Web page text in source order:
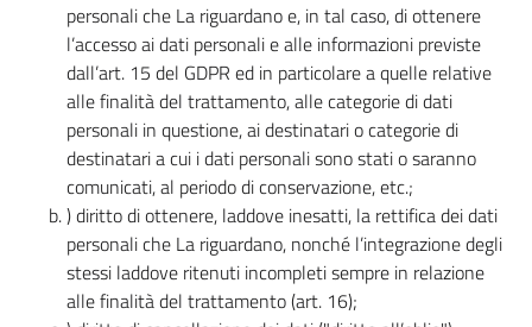
personali che La riguardano e, in tal caso, di ottenere
l’accesso ai dati personali e alle informazioni previste
dall’art. 15 del GDPR ed in particolare a quelle relative
alle finalità del trattamento, alle categorie di dati
personali in questione, ai destinatari o categorie di
destinatari a cui i dati personali sono stati o saranno
comunicati, al periodo di conservazione, etc.;
) diritto di ottenere, laddove inesatti, la rettifica dei dati
personali che La riguardano, nonché l’integrazione degli
stessi laddove ritenuti incompleti sempre in relazione
alle finalità del trattamento (art. 16);